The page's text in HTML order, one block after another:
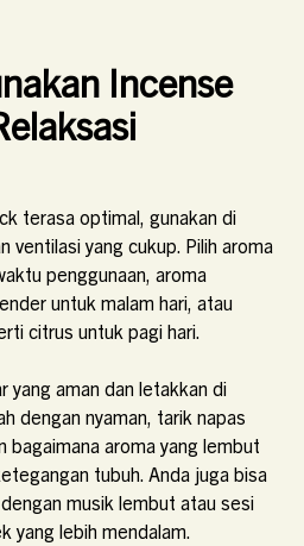
Incense
terasa optimal, gunakan di
ventilasi yang cukup. Pilih aroma
penggunaan, aroma
untuk malam hari, atau
citrus untuk pagi hari.
yang aman dan letakkan di
dengan nyaman, tarik napas
bagaimana aroma yang lembut
tubuh. Anda juga bisa
musik lembut atau sesi
yang lebih mendalam.